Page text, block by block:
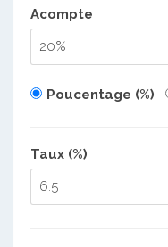
Acompte
Poucentage (%)
Taux (%)